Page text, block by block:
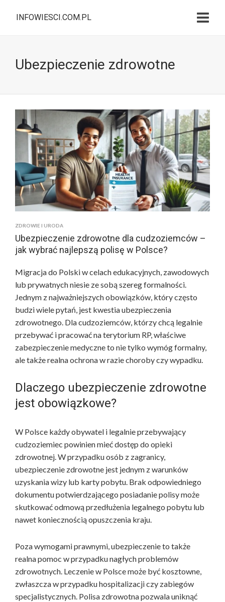
INFOWIESCI.COM.PL
Ubezpieczenie zdrowotne
ZDROWIE I URODA
Ubezpieczenie zdrowotne dla cudzoziemców –
jak wybrać najlepszą polisę w Polsce?
Migracja do Polski w celach edukacyjnych, zawodowych
lub prywatnych niesie ze sobą szereg formalności.
Jednym z najważniejszych obowiązków, który często
budzi wiele pytań, jest kwestia ubezpieczenia
zdrowotnego. Dla cudzoziemców, którzy chcą legalnie
przebywać i pracować na terytorium RP, właściwe
zabezpieczenie medyczne to nie tylko wymóg formalny,
ale także realna ochrona w razie choroby czy wypadku.
Dlaczego ubezpieczenie zdrowotne
jest obowiązkowe?
W Polsce każdy obywatel i legalnie przebywający
cudzoziemiec powinien mieć dostęp do opieki
zdrowotnej. W przypadku osób z zagranicy,
ubezpieczenie zdrowotne jest jednym z warunków
uzyskania wizy lub karty pobytu. Brak odpowiedniego
dokumentu potwierdzającego posiadanie polisy może
skutkować odmową przedłużenia legalnego pobytu lub
nawet koniecznością opuszczenia kraju.
Poza wymogami prawnymi, ubezpieczenie to także
realna pomoc w przypadku nagłych problemów
zdrowotnych. Leczenie w Polsce może być kosztowne,
zwłaszcza w przypadku hospitalizacji czy zabiegów
specjalistycznych. Polisa zdrowotna pozwala uniknąć